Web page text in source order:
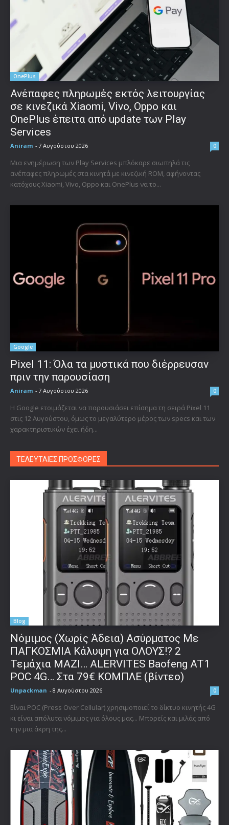
OnePlus
Ανέπαφες πληρωμές εκτός λειτουργίας
σε κινεζικά Xiaomi, Vivo, Oppo και
OnePlus έπειτα από update των Play
Services
Aniram - 7 Αυγούστου 2026 0
Μια ενημέρωση των Play Services μπλόκαρε σιωπηλά τις
ανέπαφες πληρωμές στα κινητά με κινεζική ROM, αφήνοντας
κατόχους Xiaomi, Vivo, Oppo και OnePlus να το...
Google
Pixel 11: Όλα τα μυστικά που διέρρευσαν
πριν την παρουσίαση
Aniram - 7 Αυγούστου 2026 0
Η Google ετοιμάζεται να παρουσιάσει επίσημα τη σειρά Pixel 11
στις 12 Αυγούστου, όμως το μεγαλύτερο μέρος των specs και των
χαρακτηριστικών έχει ήδη...
ΤΕΛΕΥΤΑΙΕΣ ΠΡΟΣΦΟΡΕΣ
Blog
Νόμιμος (Χωρίς Άδεια) Ασύρματος Με
ΠΑΓΚΟΣΜΙΑ Κάλυψη για ΟΛΟΥΣ!? 2
Τεμάχια ΜΑΖΙ… ALERVITES Baofeng AT1
POC 4G… Στα 79€ ΚΟΜΠΛΕ (βίντεο)
Unpackman - 8 Αυγούστου 2026 0
Είναι POC (Press Over Cellular) χρησιμοποιεί το δίκτυο κινητής 4G
κι είναι απόλυτα νόμιμος για όλους μας... Μπορείς και μιλάς από
την μια άκρη της...